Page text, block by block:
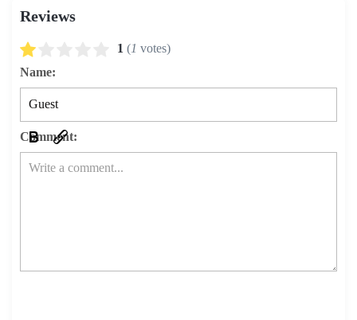
Reviews
1 (1 votes)
Name:
Comment: